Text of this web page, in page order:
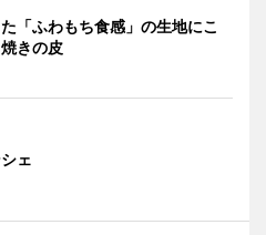
「ふわもち食感」の生地にこ
きの皮
ェ